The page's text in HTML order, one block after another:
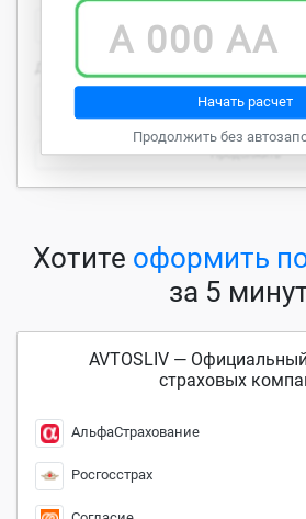
А 000 АА
Начать расчет
Продолжить без
Документ на автомобиль
Продолжить
Хотите оформить
за 5
AVTOSLIV —
страховых
АльфаСтрахование
Росгосстрах